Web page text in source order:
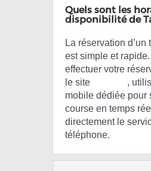
Quels sont les
disponibilité de
La réservation d’un
est simple et
effectuer votre
le site
,
mobile dédiée pour
course en temps
directement le
téléphone.